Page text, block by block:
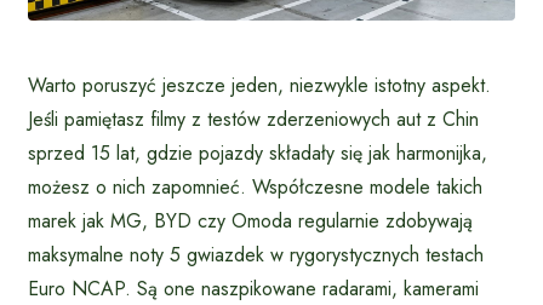
Warto poruszyć jeszcze jeden, niezwykle istotny aspekt.
Jeśli pamiętasz filmy z testów zderzeniowych aut z Chin
sprzed 15 lat, gdzie pojazdy składały się jak harmonijka,
możesz o nich zapomnieć. Współczesne modele takich
marek jak MG, BYD czy Omoda regularnie zdobywają
maksymalne noty 5 gwiazdek w rygorystycznych testach
Euro NCAP. Są one naszpikowane radarami, kamerami